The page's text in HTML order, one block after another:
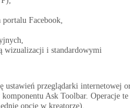
Facebook,
wizualizacji i standardowymi
ustawień przeglądarki internetowej
Ask Toolbar. Operacje te
opcje w kreatorze).